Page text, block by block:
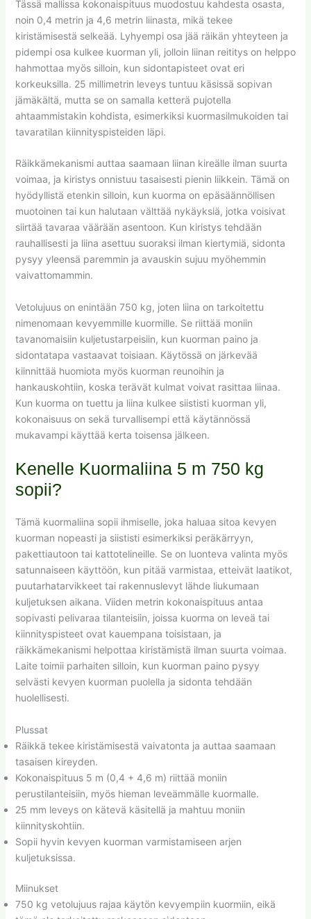
Tässä mallissa kokonaispituus muodostuu kahdesta osasta,
noin 0,4 metrin ja 4,6 metrin liinasta, mikä tekee
kiristämisestä selkeää. Lyhyempi osa jää räikän yhteyteen ja
pidempi osa kulkee kuorman yli, jolloin liinan reititys on helppo
hahmottaa myös silloin, kun sidontapisteet ovat eri
korkeuksilla. 25 millimetrin leveys tuntuu käsissä sopivan
jämäkältä, mutta se on samalla ketterä pujotella
ahtaammistakin kohdista, esimerkiksi kuormasilmukoiden tai
tavaratilan kiinnityspisteiden läpi.
Räikkämekanismi auttaa saamaan liinan kireälle ilman suurta
voimaa, ja kiristys onnistuu tasaisesti pienin liikkein. Tämä on
hyödyllistä etenkin silloin, kun kuorma on epäsäännöllisen
muotoinen tai kun halutaan välttää nykäyksiä, jotka voisivat
siirtää tavaraa väärään asentoon. Kun kiristys tehdään
rauhallisesti ja liina asettuu suoraksi ilman kiertymiä, sidonta
pysyy yleensä paremmin ja avauskin sujuu myöhemmin
vaivattomammin.
Vetolujuus on enintään 750 kg, joten liina on tarkoitettu
nimenomaan kevyemmille kuormille. Se riittää moniin
tavanomaisiin kuljetustarpeisiin, kun kuorman paino ja
sidontatapa vastaavat toisiaan. Käytössä on järkevää
kiinnittää huomiota myös kuorman reunoihin ja
hankauskohtiin, koska terävät kulmat voivat rasittaa liinaa.
Kun kuorma on tuettu ja liina kulkee siististi kuorman yli,
kokonaisuus on sekä turvallisempi että käytännössä
mukavampi käyttää kerta toisensa jälkeen.
Kenelle Kuormaliina 5 m 750 kg
sopii?
Tämä kuormaliina sopii ihmiselle, joka haluaa sitoa kevyen
kuorman nopeasti ja siististi esimerkiksi peräkärryyn,
pakettiautoon tai kattotelineille. Se on luonteva valinta myös
satunnaiseen käyttöön, kun pitää varmistaa, etteivät laatikot,
puutarhatarvikkeet tai rakennuslevyt lähde liukumaan
kuljetuksen aikana. Viiden metrin kokonaispituus antaa
sopivasti pelivaraa tilanteisiin, joissa kuorma on leveä tai
kiinnityspisteet ovat kauempana toisistaan, ja
räikkämekanismi helpottaa kiristämistä ilman suurta voimaa.
Laite toimii parhaiten silloin, kun kuorman paino pysyy
selvästi kevyen kuorman puolella ja sidonta tehdään
huolellisesti.
Plussat
Räikkä tekee kiristämisestä vaivatonta ja auttaa saamaan
tasaisen kireyden.
Kokonaispituus 5 m (0,4 + 4,6 m) riittää moniin
perustilanteisiin, myös hieman leveämmälle kuormalle.
25 mm leveys on kätevä käsitellä ja mahtuu moniin
kiinnityskohtiin.
Sopii hyvin kevyen kuorman varmistamiseen arjen
kuljetuksissa.
Miinukset
750 kg vetolujuus rajaa käytön kevyempiin kuormiin, eikä